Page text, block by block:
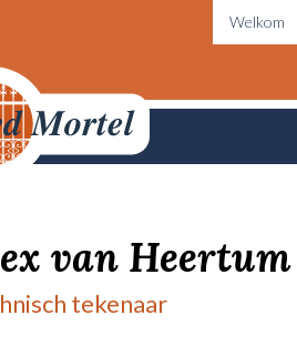
Welkom
van Heertum
tekenaar